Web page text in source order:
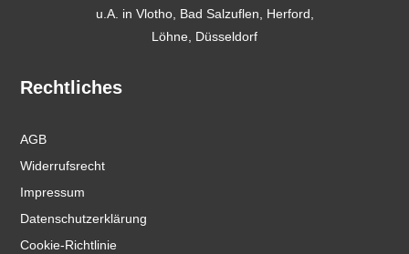
u.A. in Vlotho, Bad Salzuflen, Herford,
Löhne, Düsseldorf
Rechtliches
AGB
Widerrufsrecht
Impressum
Datenschutzerklärung
Cookie-Richtlinie